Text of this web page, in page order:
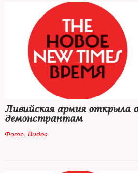
Ливийская армия открыла
демонстрантам
Фото. Видео